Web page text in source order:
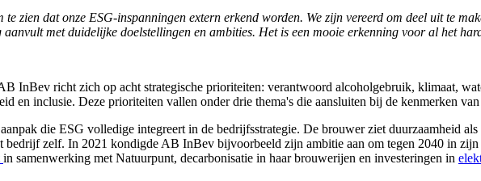
te zien dat onze ESG-inspanningen extern erkend worden. We zijn vereerd om deel uit te
met duidelijke doelstellingen en ambities. Het is een mooie erkenning voor al het
InBev richt zich op acht strategische prioriteiten: verantwoord alcoholgebruik, klimaat,
en inclusie. Deze prioriteiten vallen onder drie thema's die aansluiten bij de kenmerken
die ESG volledige integreert in de bedrijfsstrategie. De brouwer ziet duurzaamheid
bedrijf zelf. In 2021 kondigde AB InBev bijvoorbeeld zijn ambitie aan om tegen 2040 in zijn
in samenwerking met Natuurpunt, decarbonisatie in haar brouwerijen en investeringen in